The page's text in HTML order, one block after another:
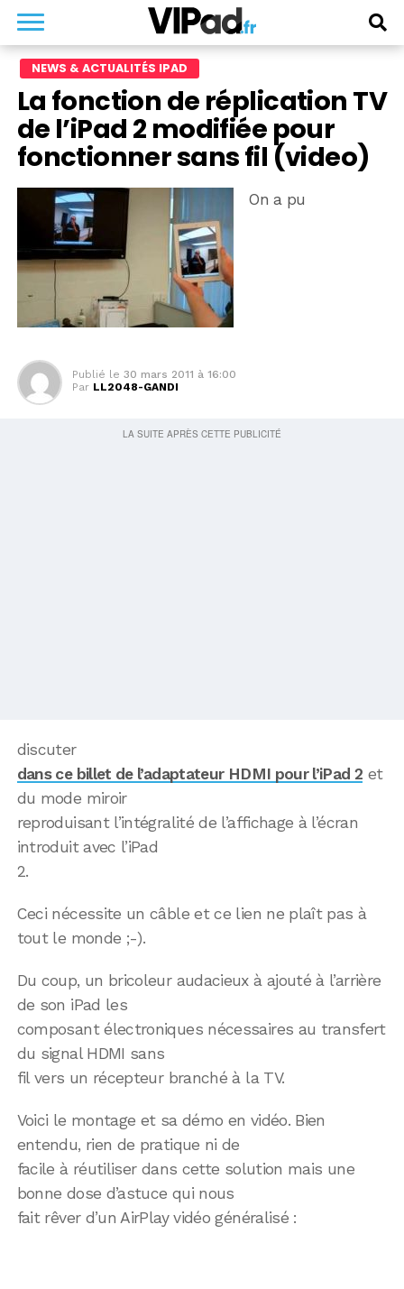
NEWS & ACTUALITÉS IPAD
La fonction de réplication TV
de l’iPad 2 modifiée pour
fonctionner sans fil (video)
On a pu
Publié le 30 mars 2011 à 16:00
Par LL2048-GANDI
discuter
dans ce billet de l’adaptateur HDMI pour l’iPad 2 et
du mode miroir
reproduisant l’intégralité de l’affichage à l’écran
introduit avec l’iPad
2.
Ceci nécessite un câble et ce lien ne plaît pas à
tout le monde ;-).
Du coup, un bricoleur audacieux à ajouté à l’arrière
de son iPad les
composant électroniques nécessaires au transfert
du signal HDMI sans
fil vers un récepteur branché à la TV.
Voici le montage et sa démo en vidéo. Bien
entendu, rien de pratique ni de
facile à réutiliser dans cette solution mais une
bonne dose d’astuce qui nous
fait rêver d’un AirPlay vidéo généralisé :